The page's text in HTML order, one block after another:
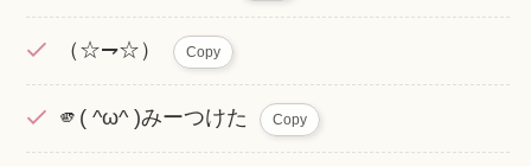
（☆⇁☆） Copy
🫵( ^ω^ )みーつけた Copy